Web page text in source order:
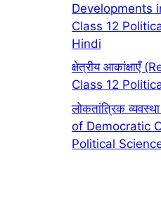
Developments
Class 12
Hindi
क्षेत्रीय आकांक्षाएँ
Class 12
लोकतांत्रिक
of Democratic
Political